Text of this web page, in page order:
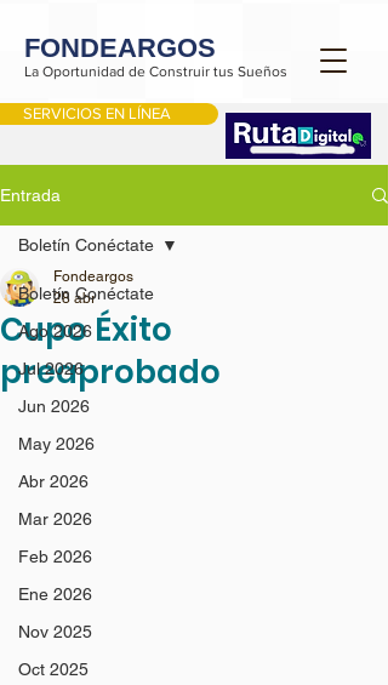
FONDEARGOS
SERVICIOS EN LÍNEA
La Oportunidad de Construir tus Sueños
Entrada
Boletín Conéctate
Ago 2026
Jul 2026
Jun 2026
May 2026
Abr 2026
Mar 2026
Feb 2026
Ene 2026
Nov 2025
Oct 2025
Boletín Conéctate
Cupo Éxito
preaprobado
Fondeargos
28 abr